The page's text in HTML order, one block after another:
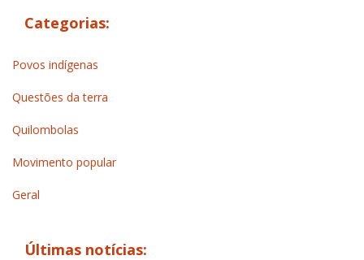
Categorias:
Povos indígenas
Questões da terra
Quilombolas
Movimento popular
Geral
Últimas notícias: